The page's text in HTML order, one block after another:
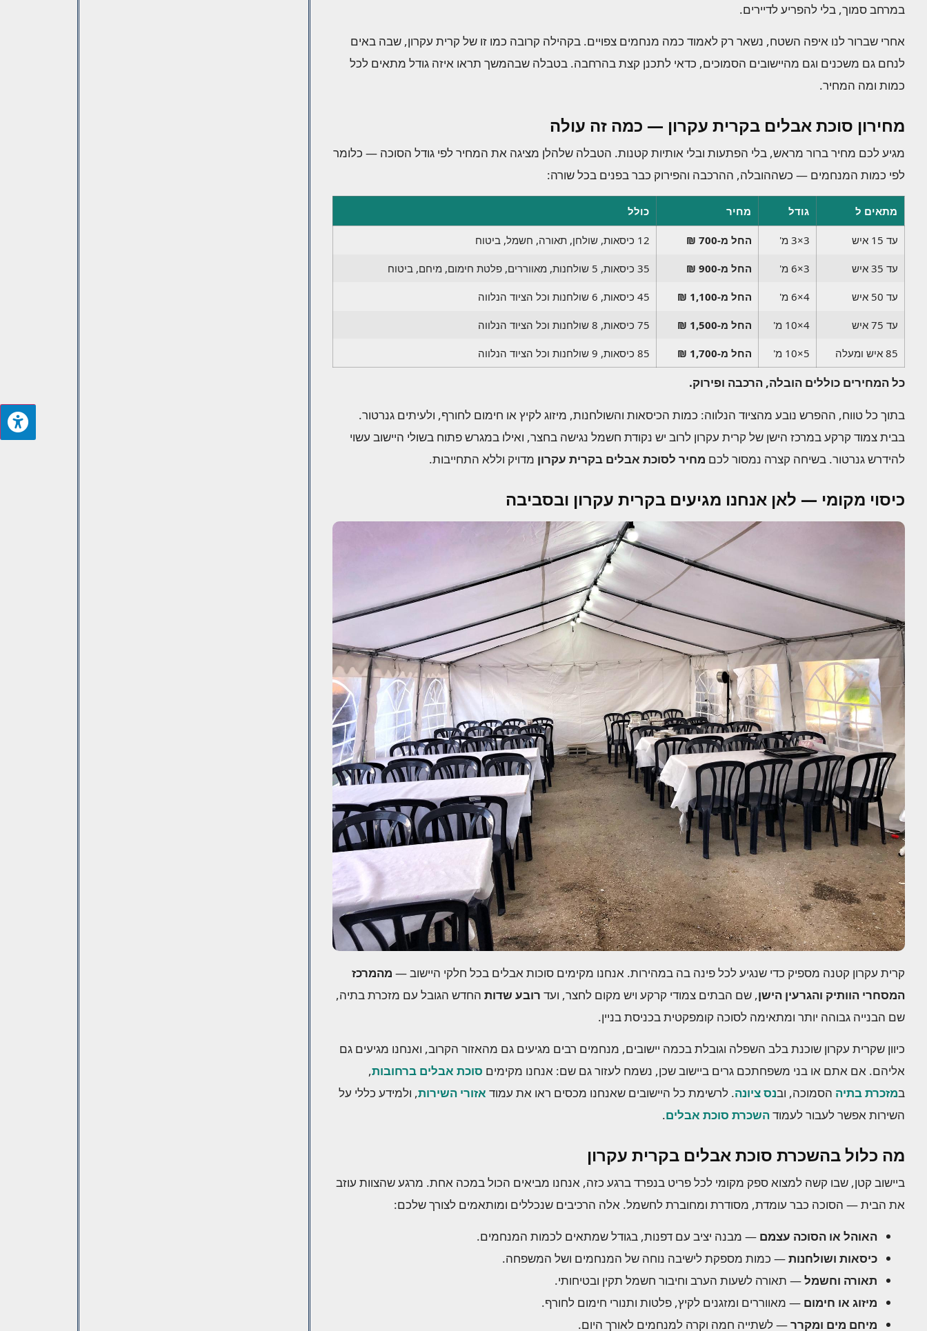
במרחב סמוך, בלי להפריע לדיירים.
אחרי שברור לנו איפה השטח, נשאר רק לאמוד כמה מנחמים צפויים. בקהילה קרובה כמו זו של קרית עקרון, שבה באים
לנחם גם משכנים וגם מהיישובים הסמוכים, כדאי לתכנן קצת בהרחבה. בטבלה שבהמשך תראו איזה גודל מתאים לכל
כמות ומה המחיר.
מחירון סוכת אבלים בקרית עקרון — כמה זה עולה
מגיע לכם מחיר ברור מראש, בלי הפתעות ובלי אותיות קטנות. הטבלה שלהלן מציגה את המחיר לפי גודל הסוכה — כלומר
לפי כמות המנחמים — כשההובלה, ההרכבה והפירוק כבר בפנים בכל שורה:
מתאים ל גודל מחיר כולל
עד 15 איש 3×3 מ' החל מ-700 ₪ 12 כיסאות, שולחן, תאורה, חשמל, ביטוח
עד 35 איש 3×6 מ' החל מ-900 ₪ 35 כיסאות, 5 שולחנות, מאווררים, פלטת חימום, מיחם, ביטוח
עד 50 איש 4×6 מ' החל מ-1,100 ₪ 45 כיסאות, 6 שולחנות וכל הציוד הנלווה
עד 75 איש 4×10 מ' החל מ-1,500 ₪ 75 כיסאות, 8 שולחנות וכל הציוד הנלווה
85 איש ומעלה 5×10 מ' החל מ-1,700 ₪ 85 כיסאות, 9 שולחנות וכל הציוד הנלווה
כל המחירים כוללים הובלה, הרכבה ופירוק.
בתוך כל טווח, ההפרש נובע מהציוד הנלווה: כמות הכיסאות והשולחנות, מיזוג לקיץ או חימום לחורף, ולעיתים גנרטור.
בבית צמוד קרקע במרכז הישן של קרית עקרון לרוב יש נקודת חשמל נגישה בחצר, ואילו במגרש פתוח בשולי היישוב עשוי
להידרש גנרטור. בשיחה קצרה נמסור לכם מחיר לסוכת אבלים בקרית עקרון מדויק וללא התחייבות.
כיסוי מקומי — לאן אנחנו מגיעים בקרית עקרון ובסביבה
קרית עקרון קטנה מספיק כדי שנגיע לכל פינה בה במהירות. אנחנו מקימים סוכות אבלים בכל חלקי היישוב — מהמרכז
המסחרי הוותיק והגרעין הישן, שם הבתים צמודי קרקע ויש מקום לחצר, ועד רובע שדות החדש הגובל עם מזכרת בתיה,
שם הבנייה גבוהה יותר ומתאימה לסוכה קומפקטית בכניסת בניין.
כיוון שקרית עקרון שוכנת בלב השפלה וגובלת בכמה יישובים, מנחמים רבים מגיעים גם מהאזור הקרוב, ואנחנו מגיעים גם
אליהם. אם אתם או בני משפחתכם גרים ביישוב שכן, נשמח לעזור גם שם: אנחנו מקימים סוכת אבלים ברחובות,
במזכרת בתיה הסמוכה, ובנס ציונה. לרשימת כל היישובים שאנחנו מכסים ראו את עמוד אזורי השירות, ולמידע כללי על
השירות אפשר לעבור לעמודהשכרת סוכת אבלים.
מה כלול בהשכרת סוכת אבלים בקרית עקרון
ביישוב קטן, שבו קשה למצוא ספק מקומי לכל פריט בנפרד ברגע כזה, אנחנו מביאים הכול במכה אחת. מרגע שהצוות עוזב
את הבית — הסוכה כבר עומדת, מסודרת ומחוברת לחשמל. אלה הרכיבים שנכללים ומותאמים לצורך שלכם:
האוהל או הסוכה עצמם — מבנה יציב עם דפנות, בגודל שמתאים לכמות המנחמים.
כיסאות ושולחנות— כמות מספקת לישיבה נוחה של המנחמים ושל המשפחה.
תאורה וחשמל— תאורה לשעות הערב וחיבור חשמל תקין ובטיחותי.
מיזוג או חימום — מאווררים ומזגנים לקיץ, פלטות ותנורי חימום לחורף.
מיחם מים ומקרר— לשתייה חמה וקרה למנחמים לאורך היום.